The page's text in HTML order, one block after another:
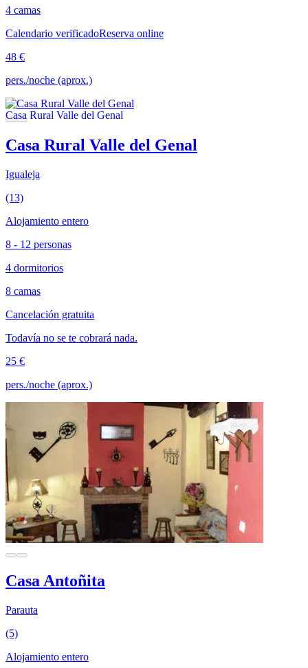
4 camas
Calendario verificadoReserva online
48 €
pers./noche (aprox.)
Casa Rural Valle del Genal
Igualeja
(13)
Alojamiento entero
8 - 12 personas
4 dormitorios
8 camas
Cancelación gratuita
Todavía no se te cobrará nada.
25 €
pers./noche (aprox.)
Casa Antoñita
Parauta
(5)
Alojamiento entero